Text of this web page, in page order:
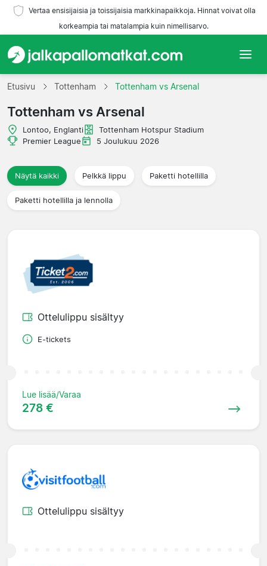
Vertaa ensisijaisia ja toissijaisia markkinapaikkoja. Hinnat voivat olla
korkeampia tai matalampia kuin nimellisarvo.
Etusivu
Joukkueet
Liigat
Matkatoimistoja
Etusivu Tottenham Tottenham vs Arsenal
Tottenham vs Arsenal
Lontoo, Englanti
Tottenham Hotspur Stadium
Premier League
5 Joulukuu 2026
Näytä kaikki Pelkkä lippu Paketti hotellilla
Paketti hotellilla ja lennolla
Ottelulippu sisältyy
E-tickets
Lue lisää/Varaa
278 €
Ottelulippu sisältyy